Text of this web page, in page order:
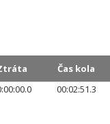
Čas kola
00:02:51.3